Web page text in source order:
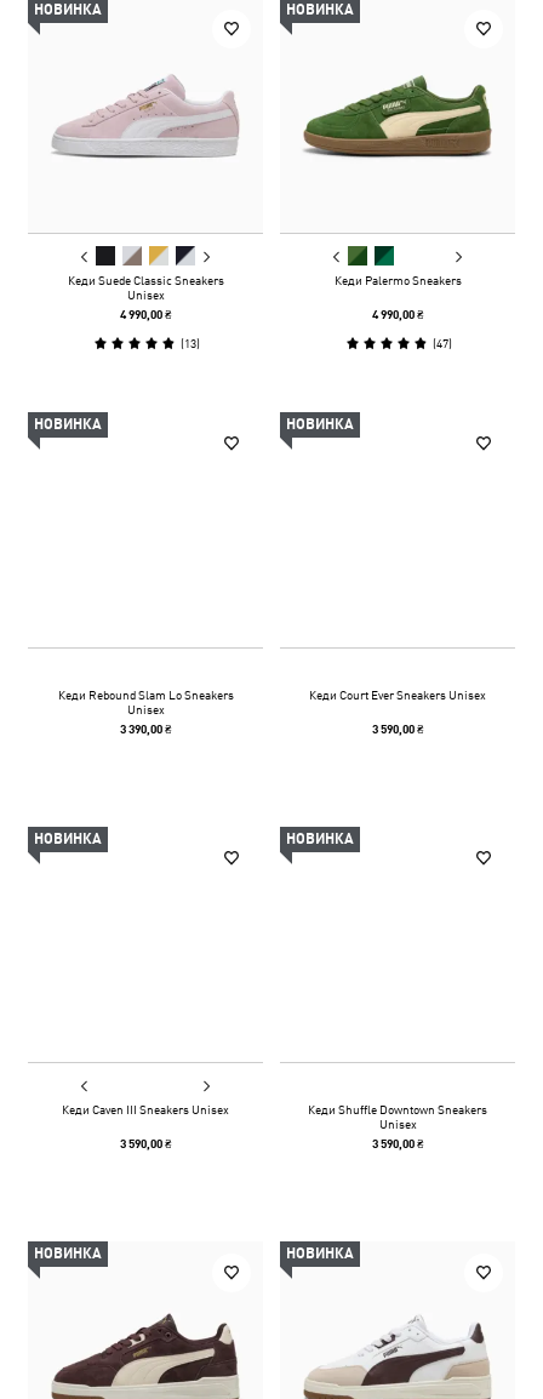
НОВИНКА
Кеди Suede Classic Sneakers
Unisex
4 990,00 ₴
(13)
НОВИНКА
Кеди Palermo Sneakers
4 990,00 ₴
(47)
НОВИНКА
Кеди Rebound Slam Lo Sneakers
Unisex
3 390,00 ₴
НОВИНКА
Кеди Court Ever Sneakers Unisex
3 590,00 ₴
НОВИНКА
Кеди Caven III Sneakers Unisex
3 590,00 ₴
НОВИНКА
Кеди Shuffle Downtown Sneakers
Unisex
3 590,00 ₴
НОВИНКА НОВИНКА